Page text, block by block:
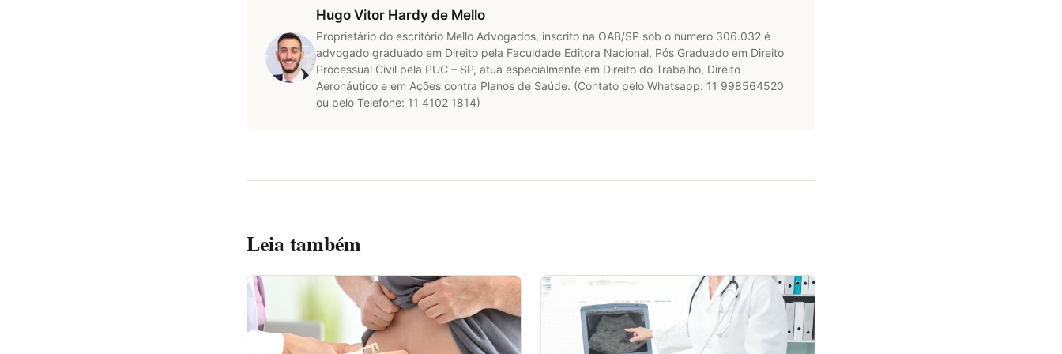
Hugo Vitor Hardy de Mello
Proprietário do escritório Mello Advogados, inscrito na OAB/SP sob o número 306.032 é
advogado graduado em Direito pela Faculdade Editora Nacional, Pós Graduado em Direito
Processual Civil pela PUC – SP, atua especialmente em Direito do Trabalho, Direito
Aeronáutico e em Ações contra Planos de Saúde. (Contato pelo Whatsapp: 11 998564520
ou pelo Telefone: 11 4102 1814)
Leia também